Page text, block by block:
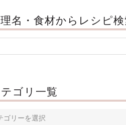
料理名・食材からレシピ
カテゴリ一覧